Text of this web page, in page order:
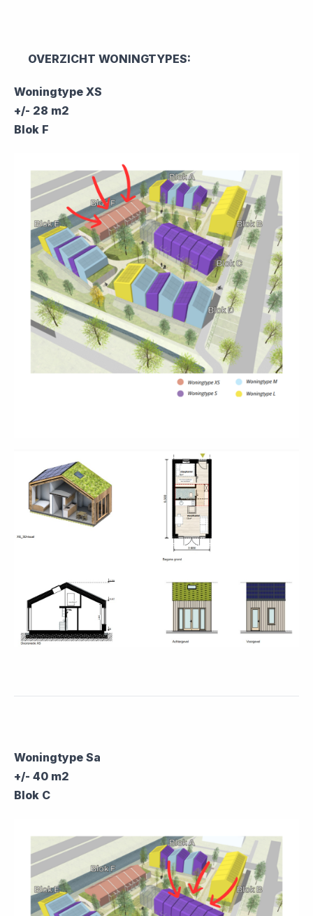
OVERZICHT WONINGTYPES:
Woningtype XS
+/- 28 m2
Blok F
Woningtype Sa
+/- 40 m2
Blok C